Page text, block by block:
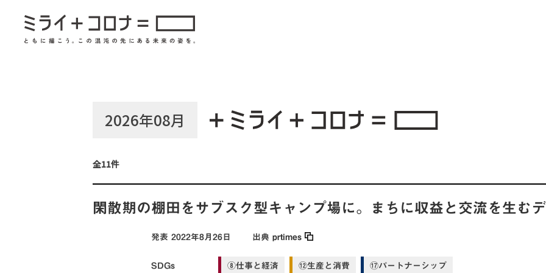
2026年08月
全11件
閑散期の棚田をサブスク型キャンプ場に。まちに収益と交流を生む
発表 2022年8月26日 出典 prtimes
SDGs ⑧仕事と経済 ⑫生産と消費 ⑰パートナーシップ